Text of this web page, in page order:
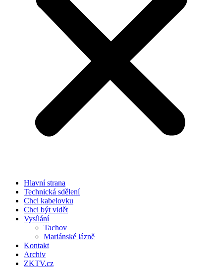
Hlavní strana
Technická sdělení
Chci kabelovku
Chci být vidět
Vysílání
Tachov
Mariánské lázně
Kontakt
Archiv
ZKTV.cz